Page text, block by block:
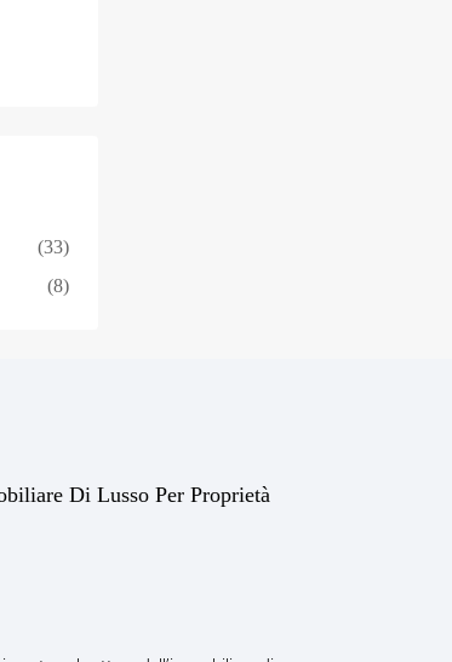
(33)
(8)
Di Lusso Per Proprietà